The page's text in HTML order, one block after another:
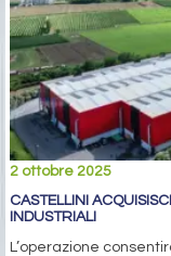
2 ottobre 2025
CASTELLINI
INDUSTRIALI
L’operazione